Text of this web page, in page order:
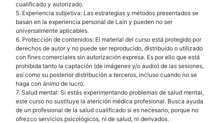
cualificado y autorizado.
5. Experiencia subjetiva: Las estrategias y métodos presentados se
basan en la experiencia personal de Laín y pueden no ser
universalmente aplicables.
6. Protección de contenidos: El material del curso está protegido por
derechos de autor y no puede ser reproducido, distribuido o utilizado
con fines comerciales sin autorización expresa. Es por ello que está
prohibida tanto la captación (de imágenes y/o audio) de las sesiones,
así como su posterior distribución a terceros, incluso cuando no se
haga con ánimo de lucro.
7. Salud mental: Si estás experimentando problemas de salud mental,
este curso no sustituye la atención médica profesional. Busca ayuda
de un profesional de la salud cualificado si es necesario, porque no
ofrezco servicios psicológicos, ni de salud, ni derivados.